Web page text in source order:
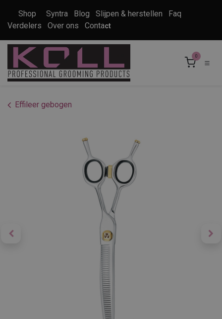
Shop Syntra Blog Slijpen & herstellen
Faq
Verdelers
Over ons Contact
0
Effileer gebogen